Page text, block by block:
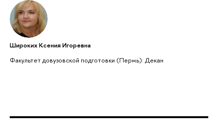
Широких Ксения Игоревна
Факультет довузовской подготовки (Пермь): Декан